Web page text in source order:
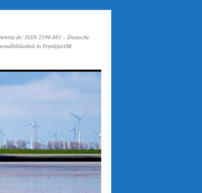
ISSN 2199-881 – Deutsche
in Frankfurt/M.